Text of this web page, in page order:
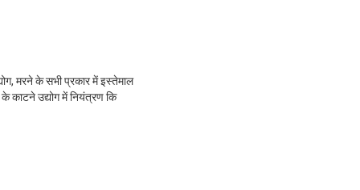
मरने के सभी प्रकार में इस्तेमाल
काटने उद्योग में नियंत्रण कि